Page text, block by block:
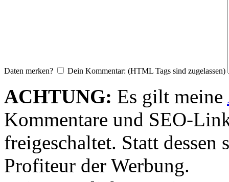
Daten merken? Dein Kommentar: (HTML Tags sind zugelassen)
ACHTUNG: Es gilt meine
Kommentare und SEO-
freigeschaltet. Statt dessen
Profiteur der Werbung.